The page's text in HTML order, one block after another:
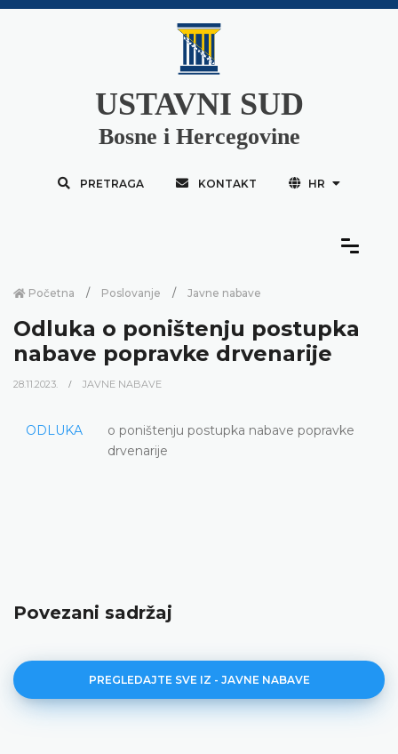
USTAVNI SUD
Bosne i Hercegovine
PRETRAGA KONTAKT HR
Početna Poslovanje Javne nabave
Odluka o poništenju postupka
nabave popravke drvenarije
28.11.2023. JAVNE NABAVE
ODLUKA
o poništenju postupka nabave popravke
drvenarije
Povezani sadržaj
PREGLEDAJTE SVE IZ - JAVNE NABAVE